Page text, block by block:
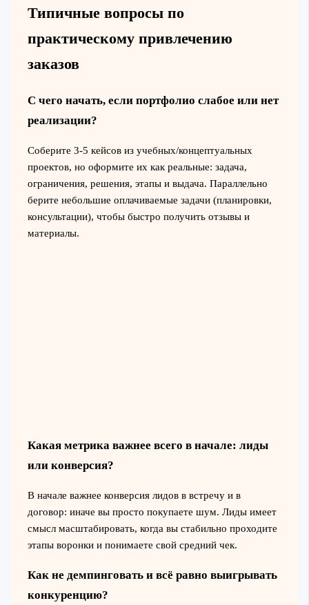
Типичные вопросы по
практическому привлечению
заказов
С чего начать, если портфолио слабое или нет
реализации?
Соберите 3-5 кейсов из учебных/концептуальных
проектов, но оформите их как реальные: задача,
ограничения, решения, этапы и выдача. Параллельно
берите небольшие оплачиваемые задачи (планировки,
консультации), чтобы быстро получить отзывы и
материалы.
Какая метрика важнее всего в начале: лиды
или конверсия?
В начале важнее конверсия лидов в встречу и в
договор: иначе вы просто покупаете шум. Лиды имеет
смысл масштабировать, когда вы стабильно проходите
этапы воронки и понимаете свой средний чек.
Как не демпинговать и всё равно выигрывать
конкуренцию?